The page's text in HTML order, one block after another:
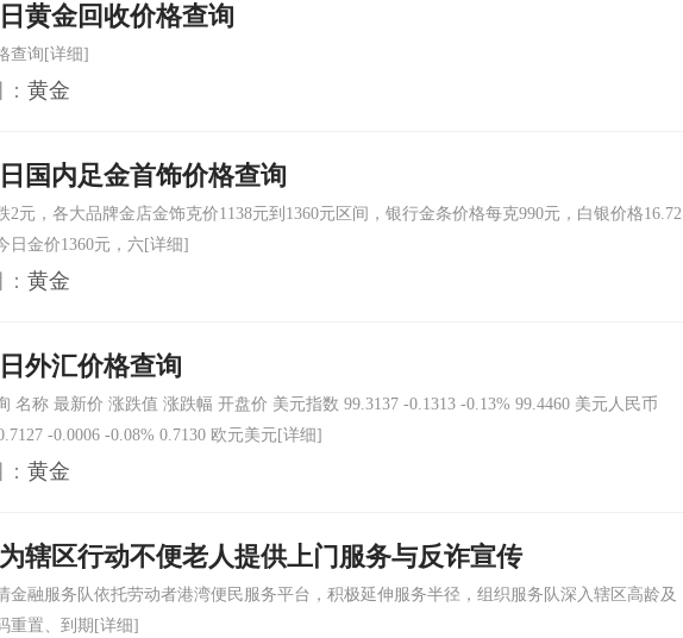
黄金回收价格查询
查询 [详细]
黄金
国内足金首饰价格查询
元，各大品牌金店金饰克价1138元到1360元区间，银行金条价格每克990元，白银价格16.72
日金价1360元，六[详细]
黄金
外汇价格查询
名称 最新价 涨跌值 涨跌幅 开盘价 美元指数 99.3137 -0.1313 -0.13% 99.4460 美元人民币
-0.0006 -0.08% 0.7130 欧元美元 [详细]
黄金
辖区行动不便老人提供上门服务与反诈宣传
融服务队依托劳动者港湾便民服务平台，积极延伸服务半径，组织服务队深入辖区高龄及
重置、到期 [详细]